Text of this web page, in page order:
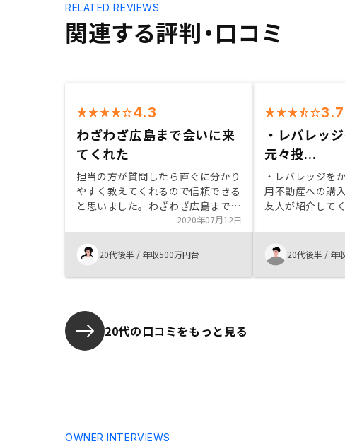
関連する評判・口コミ
RELATED REVIEWS
4.3
わざわざ広島まで会いに来
てくれた
担当の方が質問したら直ぐに分かり
やすく教えてくれるので信頼できる
と思いました。わざわざ広島まで会
いに来て手続きとかをその場で説明
しながら進めてもらえたのも助かり
ました。担当者様自身も不動産投資
していて妻にも仕事辞める前に始め
て貰えば良かったと実体験を話され
ってきたので、私も夫に協力してや
るべきなのかなという気持ちになり
ました。
2020年07月12日
20代後半 / 年収500万円台
3.7
・レバレッ
元々投...
・レバレッジを
用不動産への購
友人が紹介して
管理できる点か
件の立地や利回
準にマッチして
・その後の手続
りが完結する等
20代後半 / 年
20代の口コミをもっと見る
OWNER INTERVIEWS